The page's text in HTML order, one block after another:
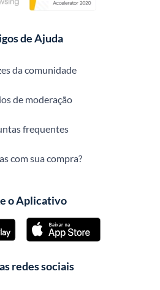
de Ajuda
da comunidade
de moderação
frequentes
com sua compra?
o Aplicativo
redes sociais